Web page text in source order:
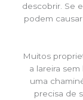
descobrir. Se
podem
Muitos
a lareira
uma
precisa de